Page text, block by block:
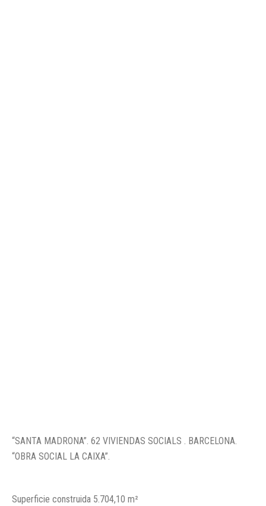
“SANTA MADRONA”. 62 VIVIENDAS SOCIALS . BARCELONA.
“OBRA SOCIAL LA CAIXA”.
Superficie construida 5.704,10 m²